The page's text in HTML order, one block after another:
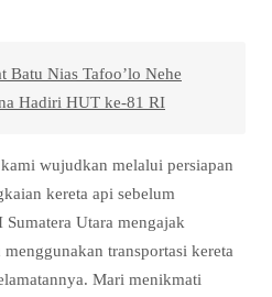
Batu Nias Tafoo’lo Nehe
Hadiri HUT ke-81 RI
wujudkan melalui persiapan
kereta api sebelum
Utara mengajak
transportasi kereta
Mari menikmati